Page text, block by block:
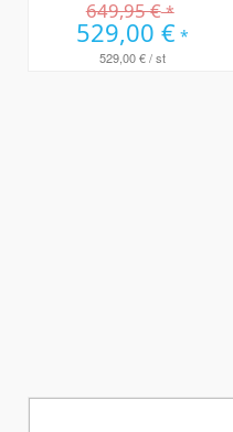
649,95 €
Sonderpreis
529,00 €
529,00 €/ st